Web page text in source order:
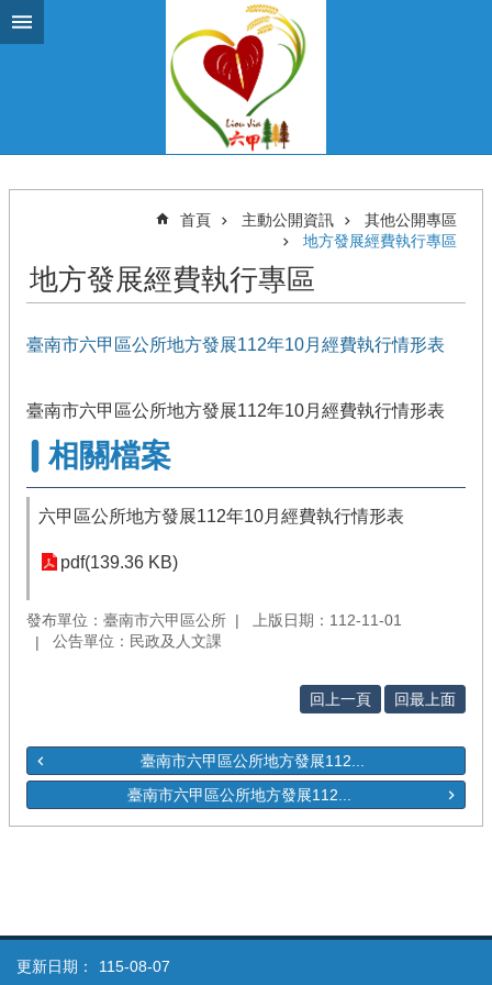
跳到主要內容區塊
首頁 主動公開資訊
其他公開專區
地方發展經費執行專區
地方發展經費執行專區
臺南市六甲區公所地方發展112年10月經費執行情形表
臺南市六甲區公所地方發展112年10月經費執行情形表
相關檔案
六甲區公所地方發展112年10月經費執行情形表
pdf(139.36 KB)
發布單位：臺南市六甲區公所
上版日期：112-11-01
公告單位：民政及人文課
回上一頁 回最上面
臺南市六甲區公所地方發展112...
臺南市六甲區公所地方發展112...
更新日期： 115-08-07